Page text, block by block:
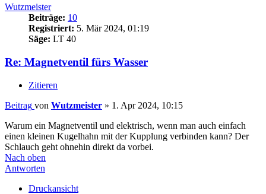
Wutzmeister
Beiträge: 10
Registriert: 5. Mär 2024, 01:19
Säge: LT 40
Re: Magnetventil fürs Wasser
Zitieren
Beitrag von Wutzmeister » 1. Apr 2024, 10:15
Warum ein Magnetventil und elektrisch, wenn man auch einfach
einen kleinen Kugelhahn mit der Kupplung verbinden kann? Der
Schlauch geht ohnehin direkt da vorbei.
Nach oben
Antworten
Druckansicht